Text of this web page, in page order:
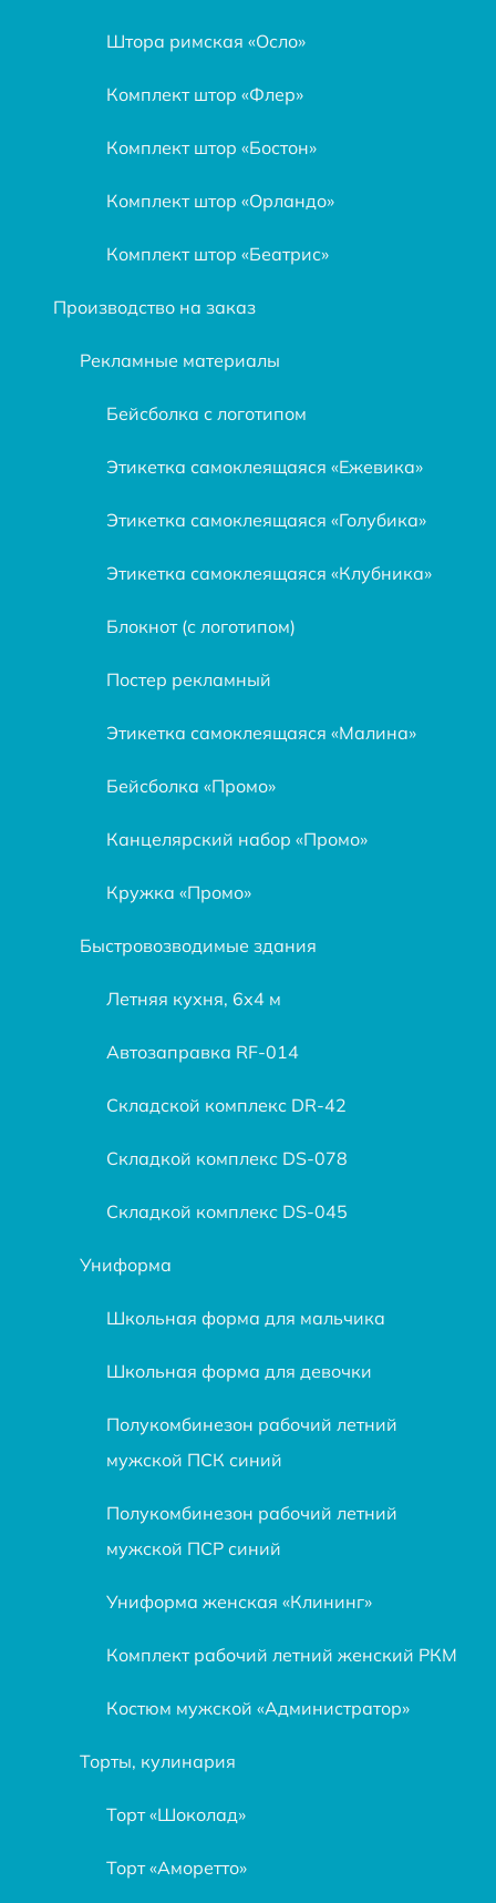
Штора римская «Осло»
Комплект штор «Флер»
Комплект штор «Бостон»
Комплект штор «Орландо»
Комплект штор «Беатрис»
Производство на заказ
Рекламные материалы
Бейсболка с логотипом
Этикетка самоклеящаяся «Ежевика»
Этикетка самоклеящаяся «Голубика»
Этикетка самоклеящаяся «Клубника»
Блокнот (с логотипом)
Постер рекламный
Этикетка самоклеящаяся «Малина»
Бейсболка «Промо»
Канцелярский набор «Промо»
Кружка «Промо»
Быстровозводимые здания
Летняя кухня, 6х4 м
Автозаправка RF-014
Складской комплекс DR-42
Складкой комплекс DS-078
Складкой комплекс DS-045
Униформа
Школьная форма для мальчика
Школьная форма для девочки
Полукомбинезон рабочий летний
мужской ПСК синий
Полукомбинезон рабочий летний
мужской ПСР синий
Униформа женская «Клининг»
Комплект рабочий летний женский РКМ
Костюм мужской «Администратор»
Торты, кулинария
Торт «Шоколад»
Торт «Аморетто»